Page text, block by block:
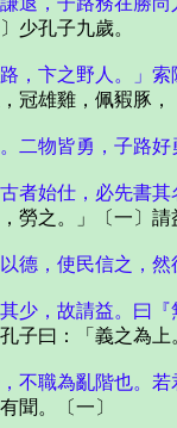
孔子九歲。
，卞之野人。」
雄雞，佩豭豚，
二物皆勇，子路好
者始仕，必先書
之。」〔一〕請
德，使民信之，
少，故請益。曰
曰：「義之為上
不職為亂階也。
。〔一〕